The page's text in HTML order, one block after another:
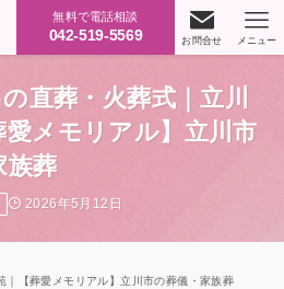
無料で電話相談
042-519-5569 お問合せ メニュー
直葬・火葬式｜立川
愛メモリアル】立川市
族葬
2026年5月12日
｜【葬愛メモリアル】立川市の葬儀・家族葬